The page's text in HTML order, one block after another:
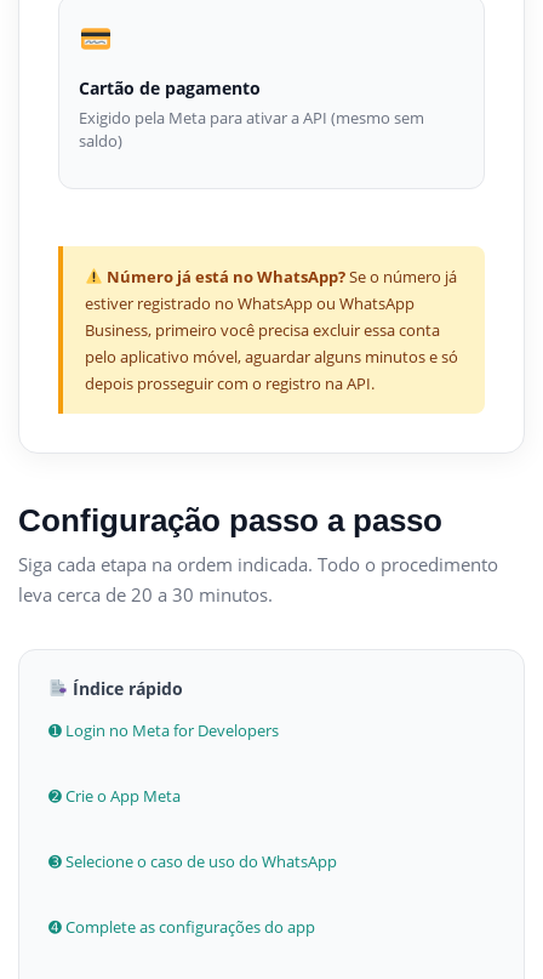
Cartão de pagamento
Exigido pela Meta para ativar a API (mesmo sem
saldo)
Número já está no WhatsApp?Se o número já
estiver registrado no WhatsApp ou WhatsApp
Business, primeiro você precisa excluir essa conta
pelo aplicativo móvel, aguardar alguns minutos e só
depois prosseguir com o registro na API.
Configuração passo a passo
Siga cada etapa na ordem indicada. Todo o procedimento
leva cerca de 20 a 30 minutos.
Índice rápido
➊ Login no Meta for Developers
➋ Crie o App Meta
➌ Selecione o caso de uso do WhatsApp
➍ Complete as configurações do app